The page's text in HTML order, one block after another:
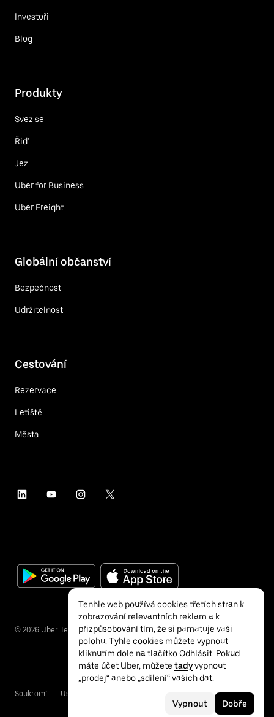
Investoři
Blog
Produkty
Svez se
Řiď
Jez
Uber for Business
Uber Freight
Globální občanství
Bezpečnost
Udržitelnost
Cestování
Rezervace
Letiště
Města
© 2026 Uber Technologies Inc.
Soukromí Usnadnění přístupu
Tenhle web používá cookies třetích stran k
zobrazování relevantních reklam a k
přizpůsobování tím, že si pamatuje vaši
polohu. Tyhle cookies můžete vypnout
kliknutím dole na tlačítko Odhlásit. Pokud
máte účet Uber, můžete tadyvypnout
„prodej“ anebo „sdílení“ vašich dat.
Vypnout Dobře